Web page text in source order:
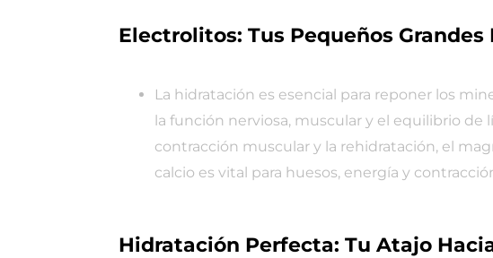
Electrolitos: Tus Pequeños
La hidratación es esencial para reponer los
la función nerviosa, muscular y el equilibrio de
contracción muscular y la rehidratación, el
calcio es vital para huesos, energía y
Hidratación Perfecta: Tu Atajo